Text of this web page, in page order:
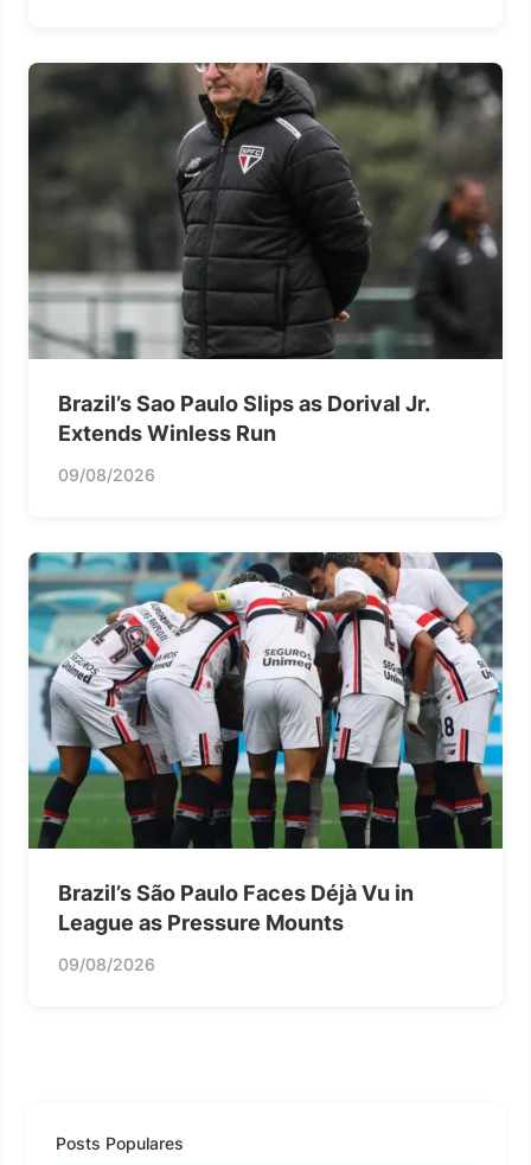
Brazil’s Sao Paulo Slips as Dorival Jr.
Extends Winless Run
09/08/2026
Brazil’s São Paulo Faces Déjà Vu in
League as Pressure Mounts
09/08/2026
Posts Populares